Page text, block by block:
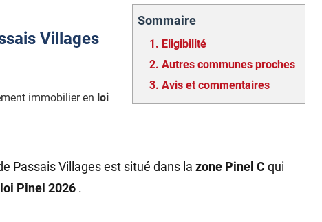
Sommaire
1. Eligibilité
2. Autres communes proches
3. Avis et commentaires
Villages
immobilier en loi
Passais Villages est situé dans la zone Pinel C qui
Pinel 2026 .